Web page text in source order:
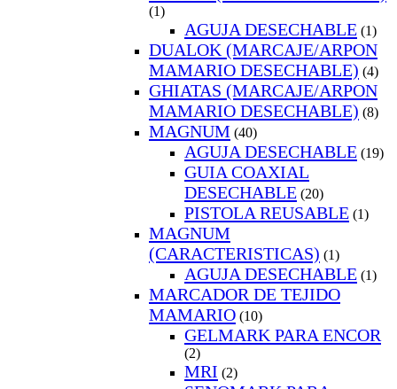
(1)
AGUJA DESECHABLE (1)
DUALOK (MARCAJE/ARPON
MAMARIO DESECHABLE) (4)
GHIATAS (MARCAJE/ARPON
MAMARIO DESECHABLE) (8)
MAGNUM (40)
AGUJA DESECHABLE (19)
GUIA COAXIAL
DESECHABLE (20)
PISTOLA REUSABLE (1)
MAGNUM
(CARACTERISTICAS) (1)
AGUJA DESECHABLE (1)
MARCADOR DE TEJIDO
MAMARIO (10)
GELMARK PARA ENCOR
(2)
MRI (2)